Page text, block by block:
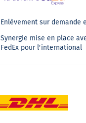
Enlèvement sur demande
Synergie mise en place
FedEx pour l'international